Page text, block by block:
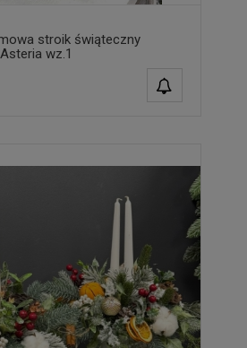
stroik świąteczny
wz.1